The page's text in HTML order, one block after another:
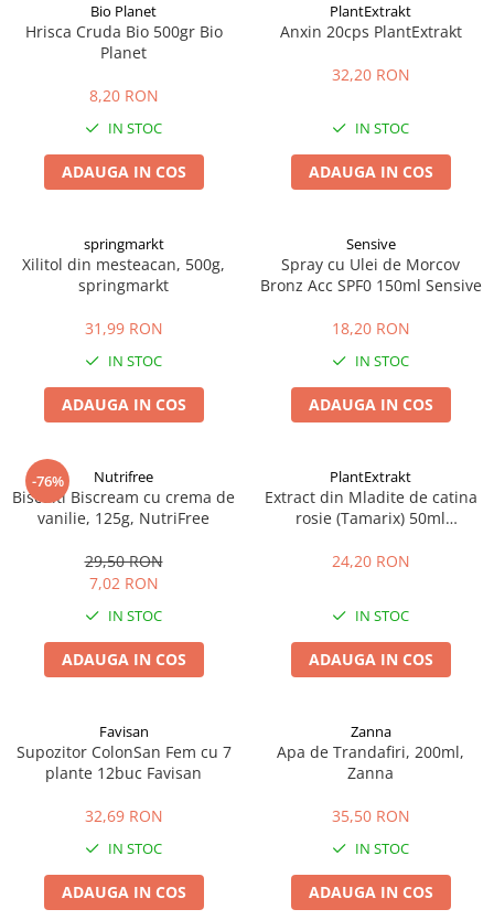
Bio Planet
Hrisca Cruda Bio 500gr Bio
Planet
8,20 RON
IN STOC
ADAUGA IN COS
PlantExtrakt
Anxin 20cps PlantExtrakt
32,20 RON
IN STOC
ADAUGA IN COS
springmarkt
Xilitol din mesteacan, 500g,
springmarkt
31,99 RON
IN STOC
ADAUGA IN COS
Sensive
Spray cu Ulei de Morcov
Bronz Acc SPF0 150ml Sensive
18,20 RON
IN STOC
ADAUGA IN COS
-76% Nutrifree
Biscuiti Biscream cu crema de
vanilie, 125g, NutriFree
29,50 RON
7,02 RON
IN STOC
ADAUGA IN COS
PlantExtrakt
Extract din Mladite de catina
rosie (Tamarix) 50ml
24,20 RON
IN STOC
ADAUGA IN COS
Favisan
Supozitor ColonSan Fem cu 7
plante 12buc Favisan
32,69 RON
IN STOC
ADAUGA IN COS
Zanna
Apa de Trandafiri, 200ml,
Zanna
35,50 RON
IN STOC
ADAUGA IN COS